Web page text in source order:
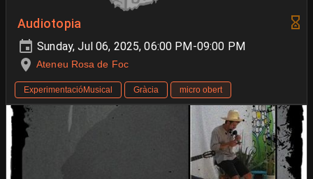
Audiotopia
Sunday, Jul 06, 2025, 06:00 PM-09:00 PM
Ateneu Rosa de Foc
ExperimentacióMusical Gràcia micro obert